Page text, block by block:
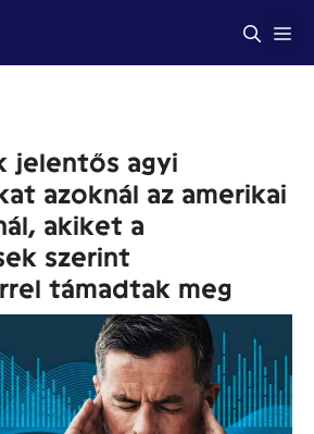
jelentős agyi
azoknál az amerikai
akiket a
szerint
támadtak meg